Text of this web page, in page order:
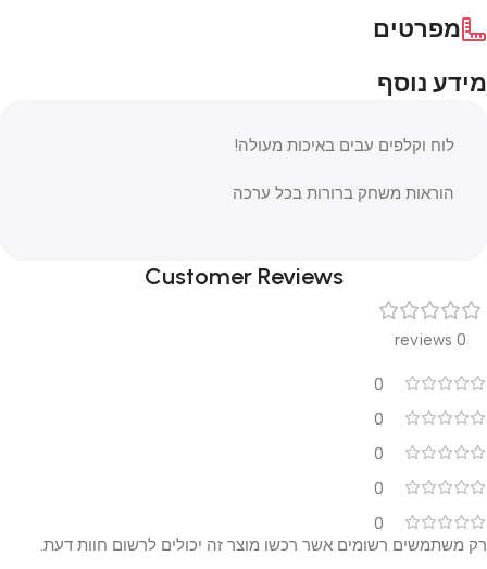
מפרטים
מידע נוסף
לוח וקלפים עבים באיכות מעולה!
הוראות משחק ברורות בכל ערכה
Customer Reviews
0 reviews
0
0
0
0
0
רק משתמשים רשומים אשר רכשו מוצר זה יכולים לרשום חוות דעת.